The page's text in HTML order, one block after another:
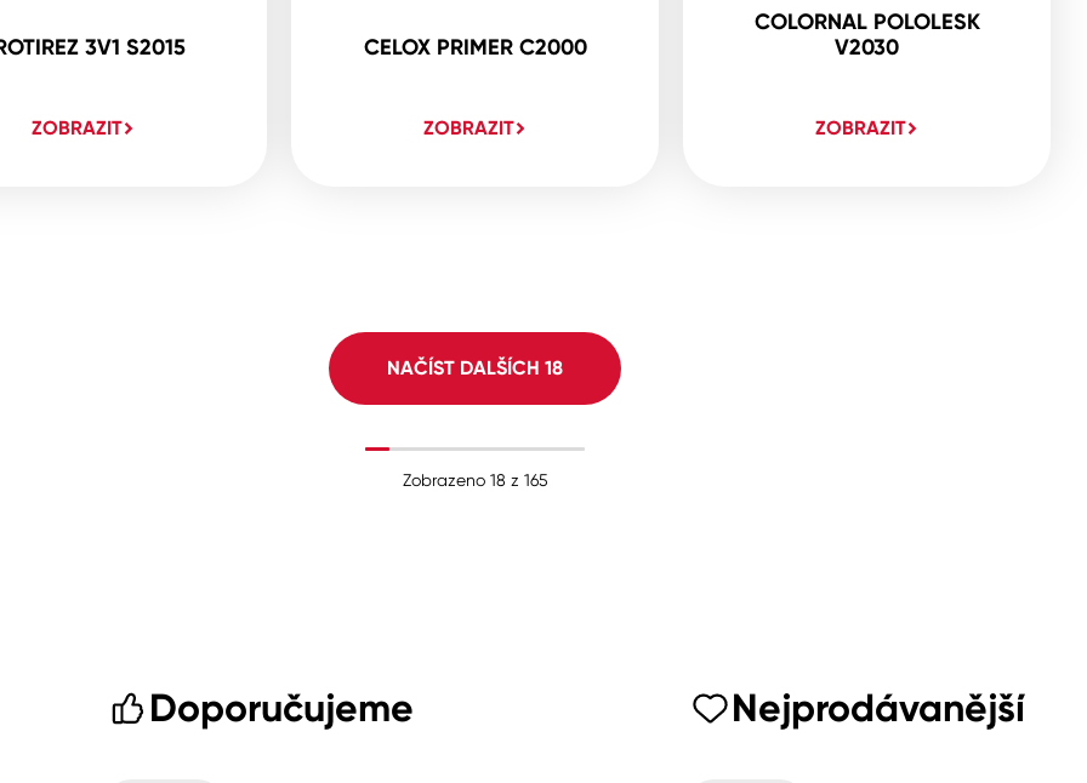
3V1 S2015
ZOBRAZIT
CELOX PRIMER C2000
ZOBRAZIT
COLORNAL POLOLESK
V2030
ZOBRAZIT
NAČÍST DALŠÍCH 18
Zobrazeno 18 z 165
Doporučujeme Nejprodávanější